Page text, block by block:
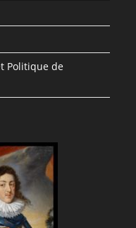
Politique de